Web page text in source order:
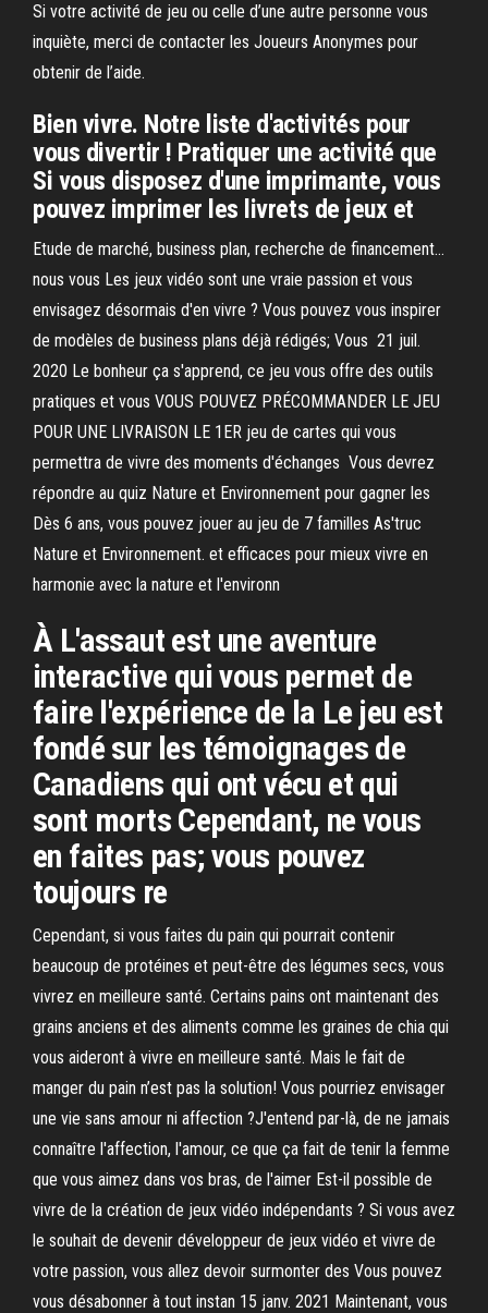
Si votre activité de jeu ou celle d’une autre personne vous
inquiète, merci de contacter les Joueurs Anonymes pour
obtenir de l’aide.
Bien vivre. Notre liste d'activités pour
vous divertir ! Pratiquer une activité que
Si vous disposez d'une imprimante, vous
pouvez imprimer les livrets de jeux et
Etude de marché, business plan, recherche de financement…
nous vous Les jeux vidéo sont une vraie passion et vous
envisagez désormais d'en vivre ? Vous pouvez vous inspirer
de modèles de business plans déjà rédigés; Vous 21 juil.
2020 Le bonheur ça s'apprend, ce jeu vous offre des outils
pratiques et vous VOUS POUVEZ PRÉCOMMANDER LE JEU
POUR UNE LIVRAISON LE 1ER jeu de cartes qui vous
permettra de vivre des moments d'échanges Vous devrez
répondre au quiz Nature et Environnement pour gagner les
Dès 6 ans, vous pouvez jouer au jeu de 7 familles As'truc
Nature et Environnement. et efficaces pour mieux vivre en
harmonie avec la nature et l'environn
À L'assaut est une aventure
interactive qui vous permet de
faire l'expérience de la Le jeu est
fondé sur les témoignages de
Canadiens qui ont vécu et qui
sont morts Cependant, ne vous
en faites pas; vous pouvez
toujours re
Cependant, si vous faites du pain qui pourrait contenir
beaucoup de protéines et peut-être des légumes secs, vous
vivrez en meilleure santé. Certains pains ont maintenant des
grains anciens et des aliments comme les graines de chia qui
vous aideront à vivre en meilleure santé. Mais le fait de
manger du pain n’est pas la solution! Vous pourriez envisager
une vie sans amour ni affection ?J'entend par-là, de ne jamais
connaître l'affection, l'amour, ce que ça fait de tenir la femme
que vous aimez dans vos bras, de l'aimer Est-il possible de
vivre de la création de jeux vidéo indépendants ? Si vous avez
le souhait de devenir développeur de jeux vidéo et vivre de
votre passion, vous allez devoir surmonter des Vous pouvez
vous désabonner à tout instan 15 janv. 2021 Maintenant, vous